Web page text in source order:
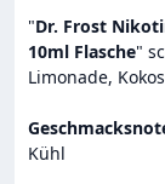
"Dr. Frost
10ml Flasche"
Limonade,
Kühl